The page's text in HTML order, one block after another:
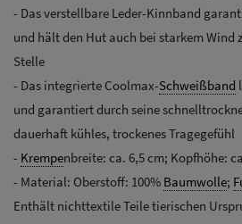
- Das verstellbare Leder-Kinnband
und hält den Hut auch bei starkem Wind
Stelle
- Das integrierte Coolmax-Schweißband
und garantiert durch seine
dauerhaft kühles, trockenes Tragegefühl
- Krempenbreite: ca. 6,5 cm; Kopfhöhe:
- Material: Oberstoff: 100% Baumwolle;
Enthält nichttextile Teile tierischen